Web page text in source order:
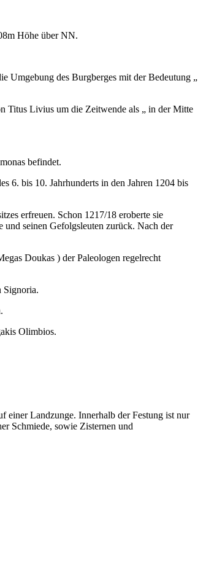
Höhe über NN.
Umgebung des Burgberges mit der Bedeutung „
Titus Livius um die Zeitwende als „ in der Mitte
befindet.
6. bis 10. Jahrhunderts in den Jahren 1204 bis
erfreuen. Schon 1217/18 eroberte sie
seinen Gefolgsleuten zurück. Nach der
Doukas ) der Paleologen regelrecht
Signoria.
Olimbios.
einer Landzunge. Innerhalb der Festung ist nur
Schmiede, sowie Zisternen und